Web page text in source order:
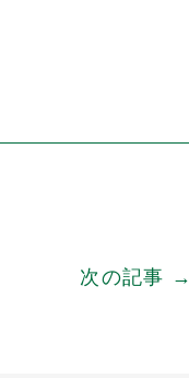
次の記事 →